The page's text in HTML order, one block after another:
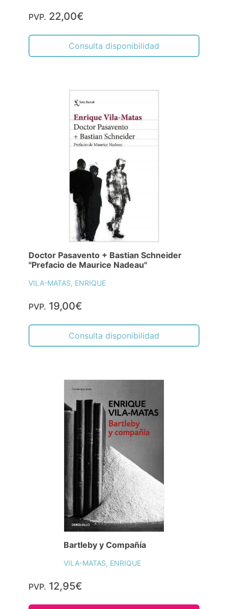
PVP. 22,00€
Consulta disponibilidad
Doctor Pasavento + Bastian Schneider
"Prefacio de Maurice Nadeau"
VILA-MATAS, ENRIQUE
PVP. 19,00€
Consulta disponibilidad
Bartleby y Compañía
VILA-MATAS, ENRIQUE
PVP. 12,95€